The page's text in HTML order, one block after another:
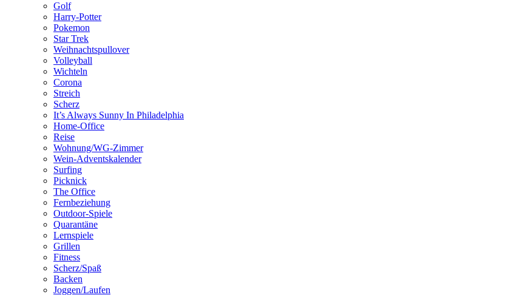
Golf
Harry-Potter
Pokemon
Star Trek
Weihnachtspullover
Volleyball
Wichteln
Corona
Streich
Scherz
It’s Always Sunny In Philadelphia
Home-Office
Reise
Wohnung/WG-Zimmer
Wein-Adventskalender
Surfing
Picknick
The Office
Fernbeziehung
Outdoor-Spiele
Quarantäne
Lernspiele
Grillen
Fitness
Scherz/Spaß
Backen
Joggen/Laufen